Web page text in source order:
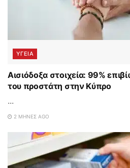
ΥΓΕΙΑ
Αισιόδοξα στοιχεία: 99%
του προστάτη στην Κύπρο
...
2 ΜΉΝΕΣ AGO